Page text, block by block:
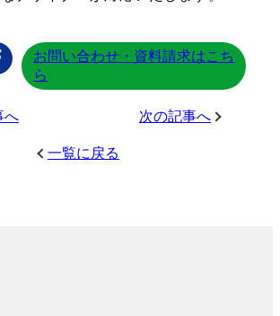
お問い合わせ・資料請求はこち
ら
へ 次の記事へ
一覧に戻る